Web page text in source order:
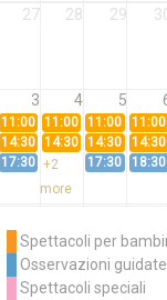
27
28 29
3 4 5
11:00 11:00 11:00 11:00
14:30 14:30 14:30 14:30
17:30 +2
more
17:30 18:30
11:00
14:30
+3
Spettacoli per
Osservazioni guidate
Spettacoli speciali